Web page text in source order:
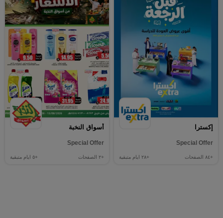
إكسترا
Special Offer
+٨٤ الصفحات +٢٨ ايام متبقية
أسواق النخبة
Special Offer
+٢ الصفحات +٥ ايام متبقية